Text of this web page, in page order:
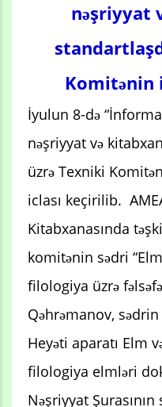
nəşriyyat
Komitənin
İyulun 8-də
nəşriyyat və
üzrə Texniki
iclası keçirilib.
Kitabxanasında
komitənin sədri
filologiya üzrə
Qəhrəmanov,
Heyəti aparatı Elm
filologiya elmləri
Nəşriyyat